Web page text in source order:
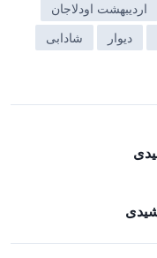
اردیبهشت اودلاجان
دیوار
شادابی